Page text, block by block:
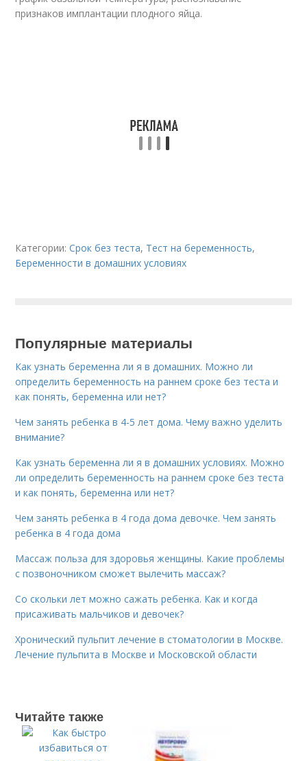
признаков имплантации плодного яйца.
Категории:Срок без теста, Тест на беременность,
Беременности в домашних условиях
Популярные материалы
Как узнать беременна ли я в домашних. Можно ли
определить беременность на раннем сроке без теста и
как понять, беременна или нет?
Чем занять ребенка в 4-5 лет дома. Чему важно уделить
внимание?
Как узнать беременна ли я в домашних условиях. Можно
ли определить беременность на раннем сроке без теста
и как понять, беременна или нет?
Чем занять ребенка в 4 года дома девочке. Чем занять
ребенка в 4 года дома
Массаж польза для здоровья женщины. Какие проблемы
с позвоночником сможет вылечить массаж?
Со скольки лет можно сажать ребенка. Как и когда
присаживать мальчиков и девочек?
Хронический пульпит лечение в стоматологии в Москве.
Лечение пульпита в Москве и Московской области
Читайте также